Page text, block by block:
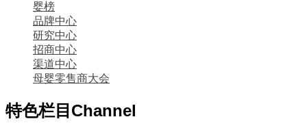
婴榜
品牌中心
研究中心
招商中心
渠道中心
母婴零售商大会
特色栏目 Channel